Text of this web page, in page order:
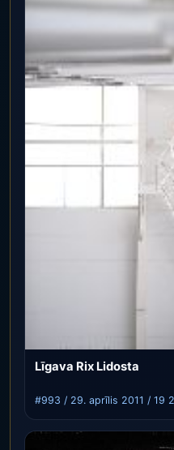
Līgava Rix Lidosta
#993 / 29. aprīlis 2011 / 19